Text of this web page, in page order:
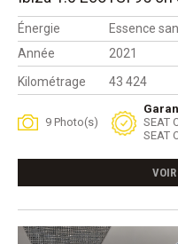
Énergie
Essence
Année
2021
Kilométrage
43 424
9 Photo(s)
SEAT
SEAT